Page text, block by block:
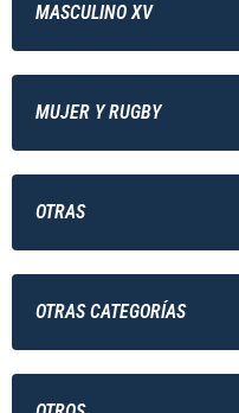
MASCULINO XV
MUJER Y RUGBY
OTRAS
OTRAS CATEGORÍAS